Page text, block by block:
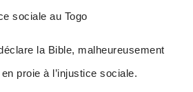
sociale au Togo
la Bible, malheureusement
proie à l’injustice sociale.